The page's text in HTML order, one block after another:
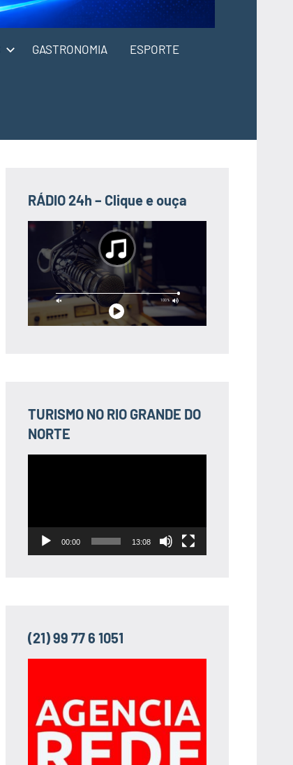
GASTRONOMIA ESPORTE
RÁDIO 24h – Clique e ouça
TURISMO NO RIO GRANDE DO
NORTE
00:00 13:08
(21) 99 77 6 1051